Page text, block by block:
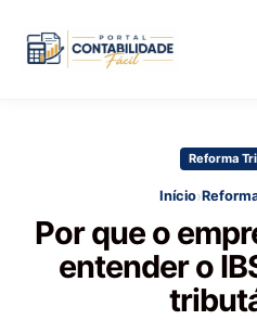
principal
Reforma
Início›
Por que o
entender o